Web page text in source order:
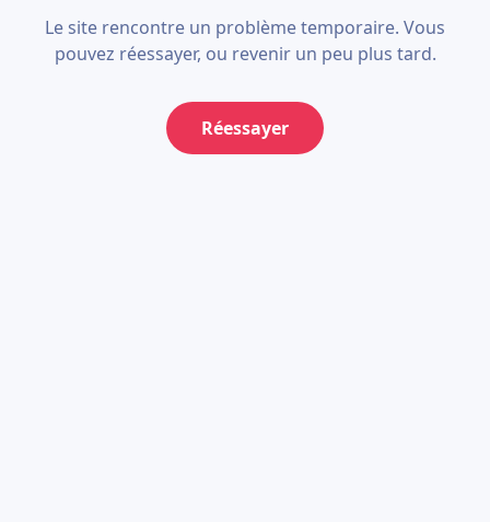
Le site rencontre un problème temporaire. Vous
pouvez réessayer, ou revenir un peu plus tard.
Réessayer